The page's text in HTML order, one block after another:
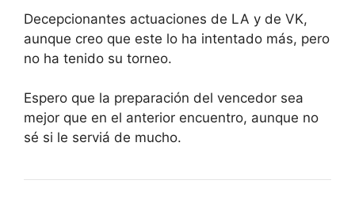
Decepcionantes actuaciones de LA y de VK,
aunque creo que este lo ha intentado más, pero
no ha tenido su torneo.
Espero que la preparación del vencedor sea
mejor que en el anterior encuentro, aunque no
sé si le serviá de mucho.